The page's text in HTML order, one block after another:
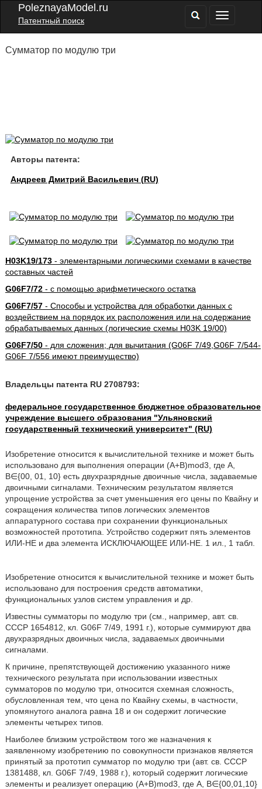
PoleznayaModel.ru
Патентный поиск
Сумматор по модулю три
Авторы патента:
Андреев Дмитрий Васильевич (RU)
H03K19/173- элементарными логическими схемами в качестве
составных частей
G06F7/72- с помощью арифметического остатка
G06F7/57- Способы и устройства для обработки данных с
воздействием на порядок их расположения или на содержание
обрабатываемых данных (логические схемы H03K 19/00)
G06F7/50- для сложения; для вычитания (G06F 7/49,G06F 7/544-
G06F 7/556 имеют преимущество)
Владельцы патента RU 2708793:
федеральное государственное бюджетное образовательное
учреждение высшего образования "Ульяновский
государственный технический университет" (RU)
Изобретение относится к вычислительной технике и может быть
использовано для выполнения операции (A+B)mod3, где А,
В∈{00, 01, 10} есть двухразрядные двоичные числа, задаваемые
двоичными сигналами. Техническим результатом является
упрощение устройства за счет уменьшения его цены по Квайну и
сокращения количества типов логических элементов
аппаратурного состава при сохранении функциональных
возможностей прототипа. Устройство содержит пять элементов
ИЛИ-НЕ и два элемента ИСКЛЮЧАЮЩЕЕ ИЛИ-НЕ. 1 ил., 1 табл.
Изобретение относится к вычислительной технике и может быть
использовано для построения средств автоматики,
функциональных узлов систем управления и др.
Известны сумматоры по модулю три (см., например, авт. св.
СССР 1654812, кл. G06F 7/49, 1991 г.), которые суммируют два
двухразрядных двоичных числа, задаваемых двоичными
сигналами.
К причине, препятствующей достижению указанного ниже
технического результата при использовании известных
сумматоров по модулю три, относится схемная сложность,
обусловленная тем, что цена по Квайну схемы, в частности,
упомянутого аналога равна 18 и он содержит логические
элементы четырех типов.
Наиболее близким устройством того же назначения к
заявленному изобретению по совокупности признаков является
принятый за прототип сумматор по модулю три (авт. св. СССР
1381488, кл. G06F 7/49, 1988 г.), который содержит логические
элементы и реализует операцию (А+В)mod3, где A, B∈{00,01,10}